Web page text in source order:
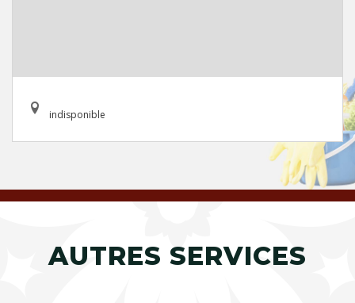
indisponible
AUTRES SERVICES